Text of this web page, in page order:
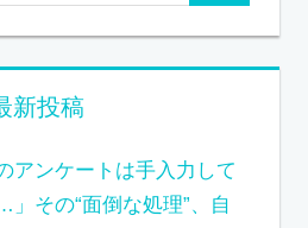
新投稿
アンケートは手入力して
」その“面倒な処理”、自